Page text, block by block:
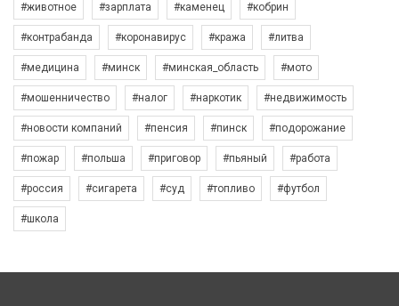
#животное #зарплата #каменец #кобрин
#контрабанда #коронавирус #кража #литва
#медицина #минск #минская_область #мото
#мошенничество #налог #наркотик #недвижимость
#новости компаний #пенсия #пинск #подорожание
#пожар #польша #приговор #пьяный #работа
#россия #сигарета #суд #топливо #футбол
#школа